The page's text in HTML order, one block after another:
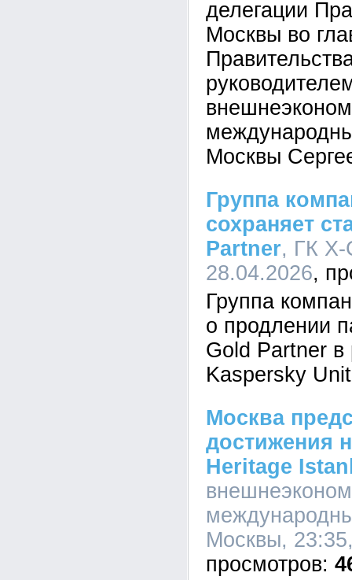
делегации
Москвы во
Москвы
Группа
сохраняет
Partner, ГК X-
28.04.2026
Группа
о продлении
Gold Partner
Kaspersky
Москва
достижения
Heritage
Москвы,